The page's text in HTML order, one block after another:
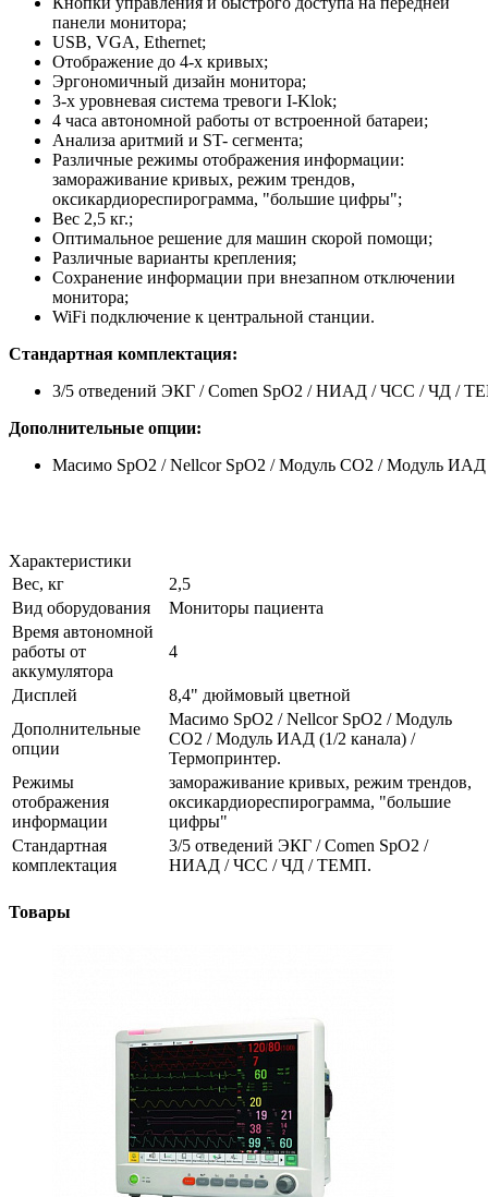
панели монитора;
USB, VGA, Ethernet;
Отображение до 4-х кривых;
Эргономичный дизайн монитора;
3-х уровневая система тревоги I-Klok;
4 часа автономной работы от встроенной батареи;
Анализа аритмий и ST- сегмента;
Различные режимы отображения информации:
замораживание кривых, режим трендов,
оксикардиореспирограмма, "большие цифры";
Вес 2,5 кг.;
Оптимальное решение для машин скорой помощи;
Различные варианты крепления;
Сохранение информации при внезапном отключении
монитора;
WiFi подключение к центральной станции.
Стандартная комплектация:
3/5 отведений ЭКГ / Comen SpO2 / НИАД / ЧСС / ЧД /
Дополнительные опции:
Масимо SpO2 / Nellcor SpO2 / Модуль CO2 / Модуль ИАД
Характеристики
Вес, кг
2,5
Вид оборудования
Мониторы пациента
Время автономной
работы от
аккумулятора
4
Дисплей
8,4" дюймовый цветной
Дополнительные
опции
Масимо SpO2 / Nellcor SpO2 / Модуль
CO2 / Модуль ИАД (1/2 канала) /
Термопринтер.
Режимы
отображения
информации
замораживание кривых, режим трендов,
оксикардиореспирограмма, "большие
цифры"
Стандартная
комплектация
3/5 отведений ЭКГ / Comen SpO2 /
НИАД / ЧСС / ЧД / ТЕМП.
Товары